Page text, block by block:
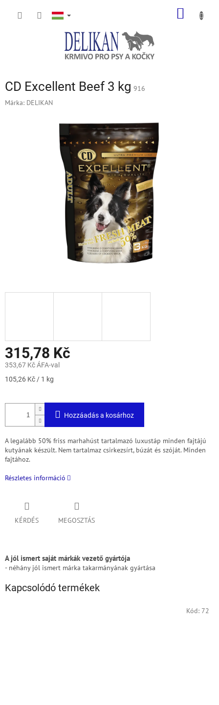
KOSÁR
CD Excellent Beef 3 kg 916
Márka: DELIKAN
315,78 Kč
353,67 Kč ÁFA-val
Egységár:
105,26 Kč / 1 kg
Hozzáadás a kosárhoz
A legalább 50% friss marhahúst tartalmazó luxustáp minden fajtájú
kutyának készült. Nem tartalmaz csirkezsírt, búzát és szóját. Minden
fajtához.
Részletes információ
KÉRDÉS MEGOSZTÁS
A jól ismert saját márkák vezető gyártója
- néhány jól ismert márka takarmányának gyártása
Kapcsolódó termékek
Kód: 72